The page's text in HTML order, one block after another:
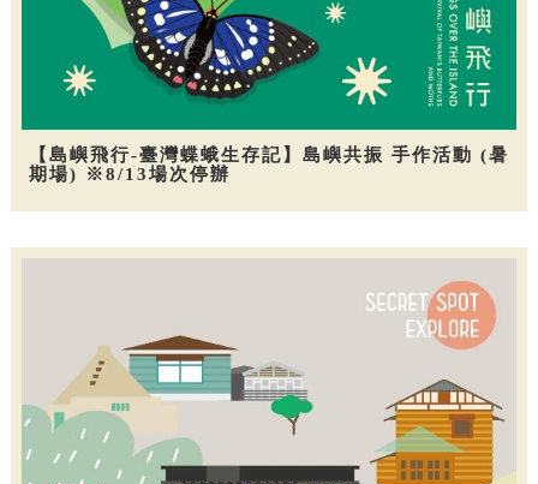
【島嶼飛行-臺灣蝶蛾生存記】島嶼共振 手作活動 (暑
期場) ※8/13場次停辦